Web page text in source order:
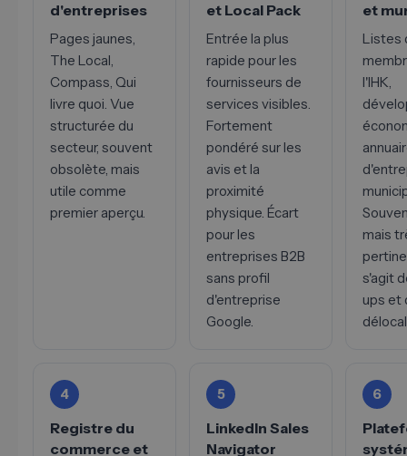
d'entreprises
Pages jaunes,
The Local,
Compass, Qui
livre quoi. Vue
structurée du
secteur, souvent
obsolète, mais
utile comme
premier aperçu.
et Local Pack
Entrée la plus
rapide pour les
fournisseurs de
services visibles.
Fortement
pondéré sur les
avis et la
proximité
physique. Écart
pour les
entreprises B2B
sans profil
d'entreprise
Google.
et
Listes
l'IHK,
mais
s'agit
ups et
4
Registre du
commerce et
5
LinkedIn Sales
Navigator
6